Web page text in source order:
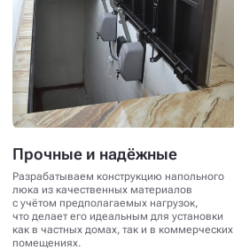
Прочные и надёжные
Разрабатываем конструкцию напольного
люка из качественных материалов
с учётом предполагаемых нагрузок,
что делает его идеальным для установки
как в частных домах, так и в коммерческих
помещениях.